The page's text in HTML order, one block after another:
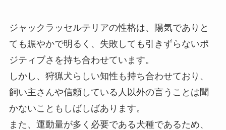
ジャックラッセルテリアの性格は、陽気でありと
ても賑やかで明るく、失敗しても引きずらないポ
ジティブさを持ち合わせています。
しかし、狩猟犬らしい知性も持ち合わせており、
飼い主さんや信頼している人以外の言うことは聞
かないこともしばしばあります。
また、運動量が多く必要である犬種であるため、